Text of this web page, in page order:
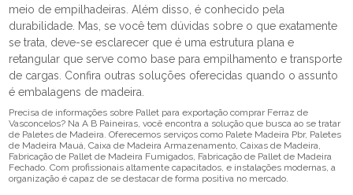
meio de empilhadeiras. Além disso, é conhecido pela
durabilidade. Mas, se você tem dúvidas sobre o que exatamente
se trata, deve-se esclarecer que é uma estrutura plana e
retangular que serve como base para empilhamento e transporte
de cargas. Confira outras soluções oferecidas quando o assunto
é embalagens de madeira.
Precisa de informações sobre Pallet para exportação comprar Ferraz de
Vasconcelos? Na A B Paineiras, você encontra a solução que busca ao se tratar
de Paletes de Madeira. Oferecemos serviços como Palete Madeira Pbr, Paletes
de Madeira Mauá, Caixa de Madeira Armazenamento, Caixas de Madeira,
Fabricação de Pallet de Madeira Fumigados, Fabricação de Pallet de Madeira
Fechado. Com profissionais altamente capacitados, e instalações modernas, a
organização é capaz de se destacar de forma positiva no mercado.